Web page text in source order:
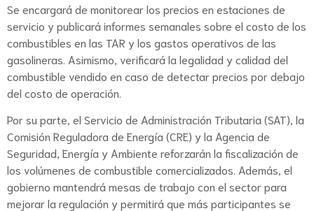
Se encargará de monitorear los precios en estaciones de
servicio y publicará informes semanales sobre el costo de los
combustibles en las TAR y los gastos operativos de las
gasolineras. Asimismo, verificará la legalidad y calidad del
combustible vendido en caso de detectar precios por debajo
del costo de operación.
Por su parte, el Servicio de Administración Tributaria (SAT), la
Comisión Reguladora de Energía (CRE) y la Agencia de
Seguridad, Energía y Ambiente reforzarán la fiscalización de
los volúmenes de combustible comercializados. Además, el
gobierno mantendrá mesas de trabajo con el sector para
mejorar la regulación y permitirá que más participantes se